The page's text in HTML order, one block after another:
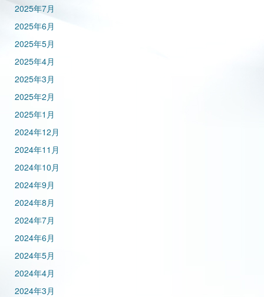
2025年7月
2025年6月
2025年5月
2025年4月
2025年3月
2025年2月
2025年1月
2024年12月
2024年11月
2024年10月
2024年9月
2024年8月
2024年7月
2024年6月
2024年5月
2024年4月
2024年3月